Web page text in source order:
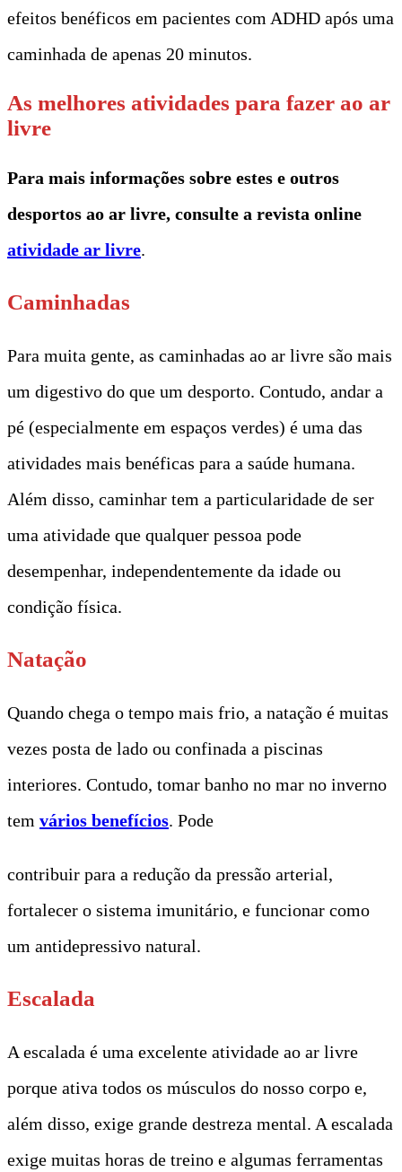
efeitos benéficos em pacientes com ADHD após uma
caminhada de apenas 20 minutos.
As melhores atividades para fazer ao ar
livre
Para mais informações sobre estes e outros
desportos ao ar livre, consulte a revista online
atividade ar livre.
Caminhadas
Para muita gente, as caminhadas ao ar livre são mais
um digestivo do que um desporto. Contudo, andar a
pé (especialmente em espaços verdes) é uma das
atividades mais benéficas para a saúde humana.
Além disso, caminhar tem a particularidade de ser
uma atividade que qualquer pessoa pode
desempenhar, independentemente da idade ou
condição física.
Natação
Quando chega o tempo mais frio, a natação é muitas
vezes posta de lado ou confinada a piscinas
interiores. Contudo, tomar banho no mar no inverno
tem vários benefícios. Pode
contribuir para a redução da pressão arterial,
fortalecer o sistema imunitário, e funcionar como
um antidepressivo natural.
Escalada
A escalada é uma excelente atividade ao ar livre
porque ativa todos os músculos do nosso corpo e,
além disso, exige grande destreza mental. A escalada
exige muitas horas de treino e algumas ferramentas